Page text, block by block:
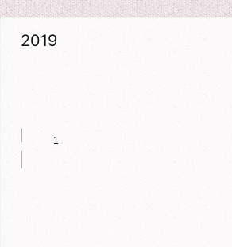
Μετάβαση στο περιεχόμενο
2019